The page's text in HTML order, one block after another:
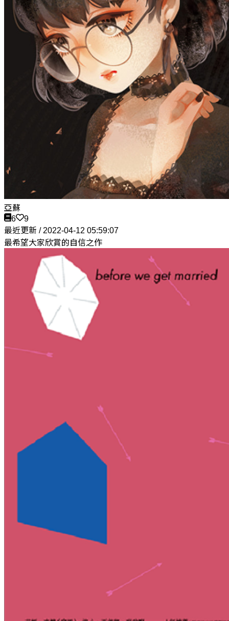
亞蘇
6
9
最近更新 / 2022-04-12 05:59:07
最希望大家欣賞的自信之作